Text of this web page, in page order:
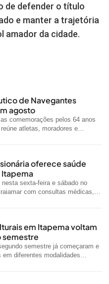
de defender o título
e manter a trajetória
amador da cidade.
de Navegantes
agosto
comemorações pelos 64 anos
atletas, moradores e
oferece saúde
sexta-feira e sábado no
com consultas médicas,
em Itapema voltam
semestre
semestre já começaram e
em diferentes modalidades